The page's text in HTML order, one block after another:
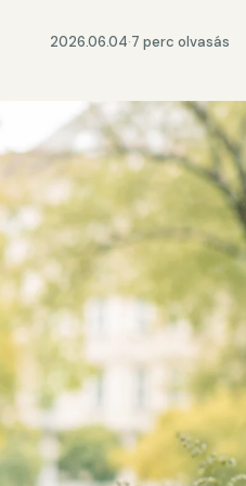
2026.06.04·7 perc olvasás